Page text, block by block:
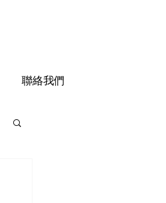
聯絡我們